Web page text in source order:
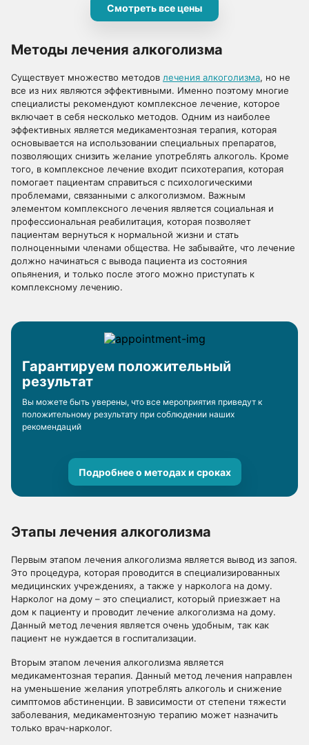
Смотреть все цены
Методы лечения алкоголизма
Существует множество методов лечения алкоголизма, но не
все из них являются эффективными. Именно поэтому многие
специалисты рекомендуют комплексное лечение, которое
включает в себя несколько методов. Одним из наиболее
эффективных является медикаментозная терапия, которая
основывается на использовании специальных препаратов,
позволяющих снизить желание употреблять алкоголь. Кроме
того, в комплексное лечение входит психотерапия, которая
помогает пациентам справиться с психологическими
проблемами, связанными с алкоголизмом. Важным
элементом комплексного лечения является социальная и
профессиональная реабилитация, которая позволяет
пациентам вернуться к нормальной жизни и стать
полноценными членами общества. Не забывайте, что лечение
должно начинаться с вывода пациента из состояния
опьянения, и только после этого можно приступать к
комплексному лечению.
Гарантируем положительный
результат
Вы можете быть уверены, что все мероприятия приведут к
положительному результату при соблюдении наших
рекомендаций
Подробнее о методах и сроках
Этапы лечения алкоголизма
Первым этапом лечения алкоголизма является вывод из запоя.
Это процедура, которая проводится в специализированных
медицинских учреждениях, а также у нарколога на дому.
Нарколог на дому – это специалист, который приезжает на
дом к пациенту и проводит лечение алкоголизма на дому.
Данный метод лечения является очень удобным, так как
пациент не нуждается в госпитализации.
Вторым этапом лечения алкоголизма является
медикаментозная терапия. Данный метод лечения направлен
на уменьшение желания употреблять алкоголь и снижение
симптомов абстиненции. В зависимости от степени тяжести
заболевания, медикаментозную терапию может назначить
только врач-нарколог.